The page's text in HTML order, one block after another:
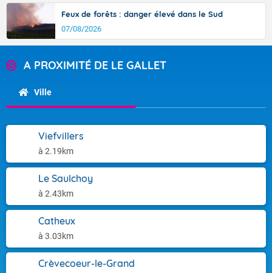
Feux de forêts : danger élevé dans le Sud
07/08/2026
A PROXIMITÉ DE LE GALLET
Ville
Viefvillers
à 2.19km
Le Saulchoy
à 2.43km
Catheux
à 3.03km
Crèvecoeur-le-Grand